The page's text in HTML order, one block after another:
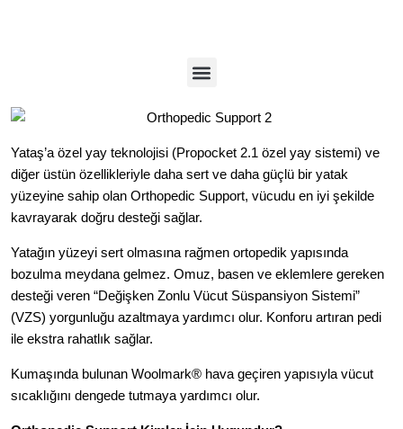
Yataş’a özel yay teknolojisi (Propocket 2.1 özel yay sistemi) ve
diğer üstün özellikleriyle daha sert ve daha güçlü bir yatak
yüzeyine sahip olan Orthopedic Support, vücudu en iyi şekilde
kavrayarak doğru desteği sağlar.
Yatağın yüzeyi sert olmasına rağmen ortopedik yapısında
bozulma meydana gelmez. Omuz, basen ve eklemlere gereken
desteği veren “Değişken Zonlu Vücut Süspansiyon Sistemi”
(VZS) yorgunluğu azaltmaya yardımcı olur. Konforu artıran pedi
ile ekstra rahatlık sağlar.
Kumaşında bulunan Woolmark® hava geçiren yapısıyla vücut
sıcaklığını dengede tutmaya yardımcı olur.